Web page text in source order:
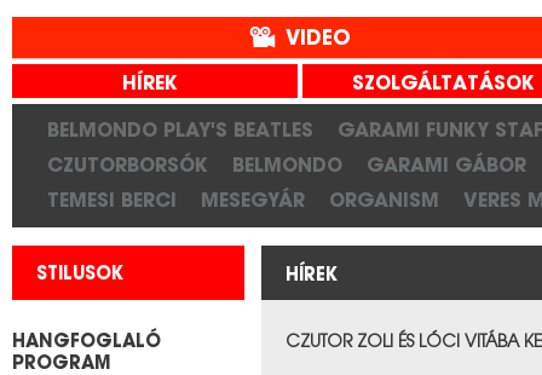
VIDEO
HÍREK SZOLGÁLTATÁSOK
BELMONDO PLAY'S BEATLES
GARAMI FUNKY
CZUTORBORSÓK
BELMONDO
GARAMI GÁBOR
TEMESI BERCI
MESEGYÁR ORGANISM VERES
STILUSOK
HANGFOGLALÓ
PROGRAM
HÍREK
CZUTOR ZOLI ÉS LÓCI VITÁBA